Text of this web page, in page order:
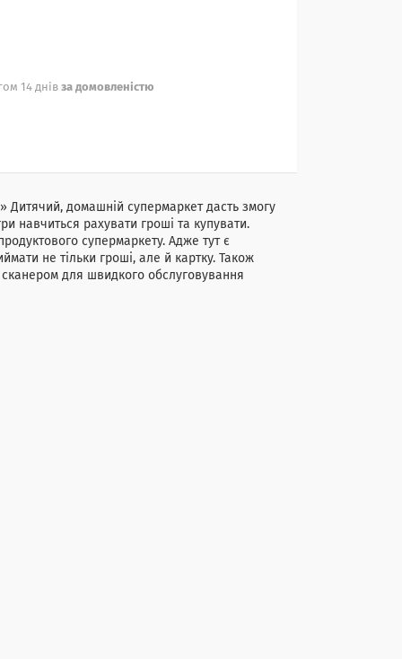
14 днів за домовленістю
Дитячий, домашній супермаркет дасть змогу
навчиться рахувати гроші та купувати.
супермаркету. Адже тут є
не тільки гроші, але й картку. Також
для швидкого обслуговування